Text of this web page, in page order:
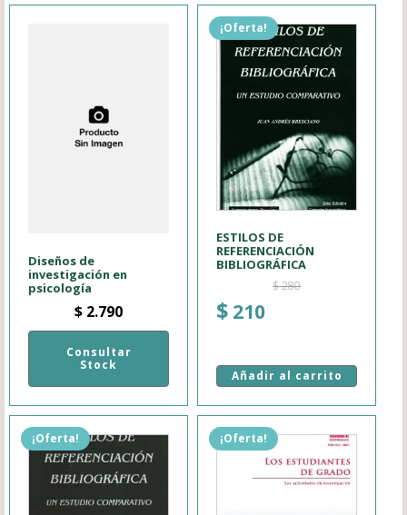
Diseños de
investigación en
psicología
$ 2.790
Consultar
Stock
¡Oferta!
ESTILOS DE
REFERENCIACIÓN
BIBLIOGRÁFICA
$280
El
era:
$ 210
es:
Añadir al carrito
¡Oferta! ¡Oferta!